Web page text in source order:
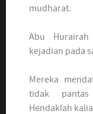
mudharat.
Abu Hurairah
Mereka
tidak pantas
Hendaklah